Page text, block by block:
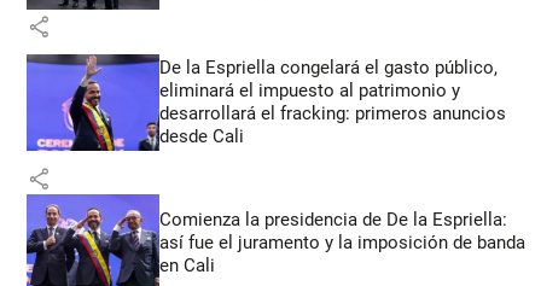
share
De la Espriella congelará el gasto público,
eliminará el impuesto al patrimonio y
desarrollará el fracking: primeros anuncios
desde Cali
share
Comienza la presidencia de De la Espriella:
así fue el juramento y la imposición de banda
en Cali